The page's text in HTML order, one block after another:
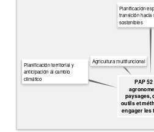
PAP
paysages,
outils et
engager les
Planificación
transición hacia
sostenibles
Agricultura multifuncional
Planificación territorial y
anticipación al cambio
climático